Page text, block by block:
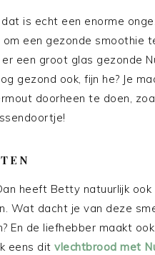
is echt een enorme
een gezonde smoothie
een groot glas gezonde
gezond ook, fijn he? Je
doorheen te doen,
heeft Betty natuurlijk
Wat dacht je van deze
En de liefhebber maakt
eens dit vlechtbrood met